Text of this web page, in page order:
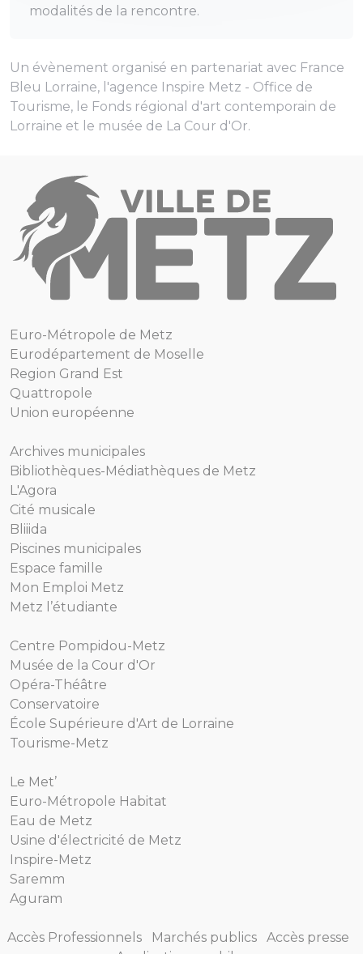
modalités de la rencontre.
Un évènement organisé en partenariat avec France
Bleu Lorraine, l'agence Inspire Metz - Office de
Tourisme, le Fonds régional d'art contemporain de
Lorraine et le musée de La Cour d'Or.
Euro-Métropole de Metz
Eurodépartement de Moselle
Region Grand Est
Quattropole
Union européenne
Archives municipales
Bibliothèques-Médiathèques de Metz
L'Agora
Cité musicale
Bliiida
Piscines municipales
Espace famille
Mon Emploi Metz
Metz l’étudiante
Centre Pompidou-Metz
Musée de la Cour d'Or
Opéra-Théâtre
Conservatoire
École Supérieure d'Art de Lorraine
Tourisme-Metz
Le Met’
Euro-Métropole Habitat
Eau de Metz
Usine d'électricité de Metz
Inspire-Metz
Saremm
Aguram
Accès Professionnels Marchés publics
Accès presse